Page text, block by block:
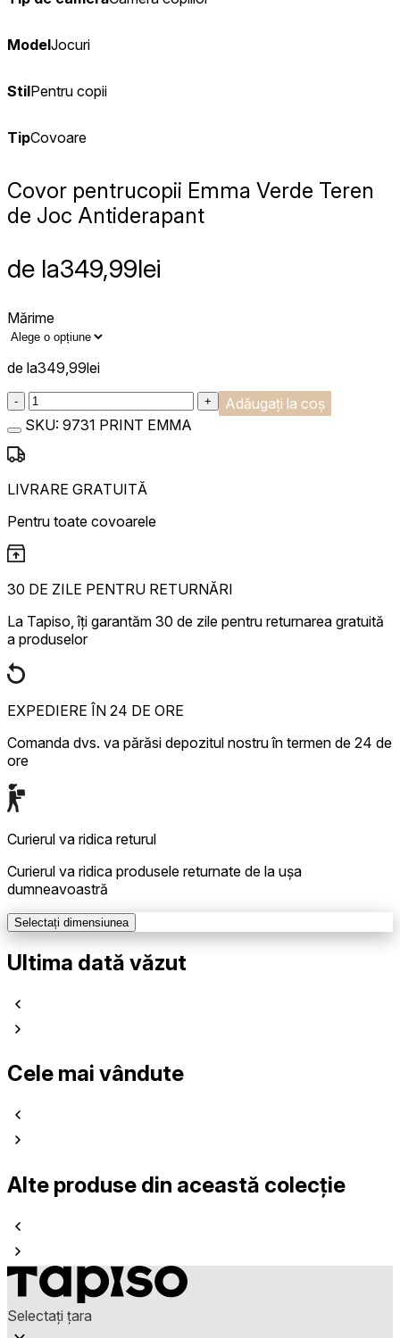
ModelJocuri
StilPentru copii
TipCovoare
Covor pentrucopii Emma Verde Teren
de Joc Antiderapant
de la349,99lei
Mărime
de la349,99lei
:product_name quantity
- +
Adăugați la coș
SKU: 9731 PRINT EMMA
LIVRARE GRATUITĂ
Pentru toate covoarele
30 DE ZILE PENTRU RETURNĂRI
La Tapiso, îți garantăm 30 de zile pentru returnarea gratuită
a produselor
EXPEDIERE ÎN 24 DE ORE
Comanda dvs. va părăsi depozitul nostru în termen de 24 de
ore
Curierul va ridica returul
Curierul va ridica produsele returnate de la ușa
dumneavoastră
Selectați dimensiunea
Ultima dată văzut
Cele mai vândute
Alte produse din această colecție
Selectați țara